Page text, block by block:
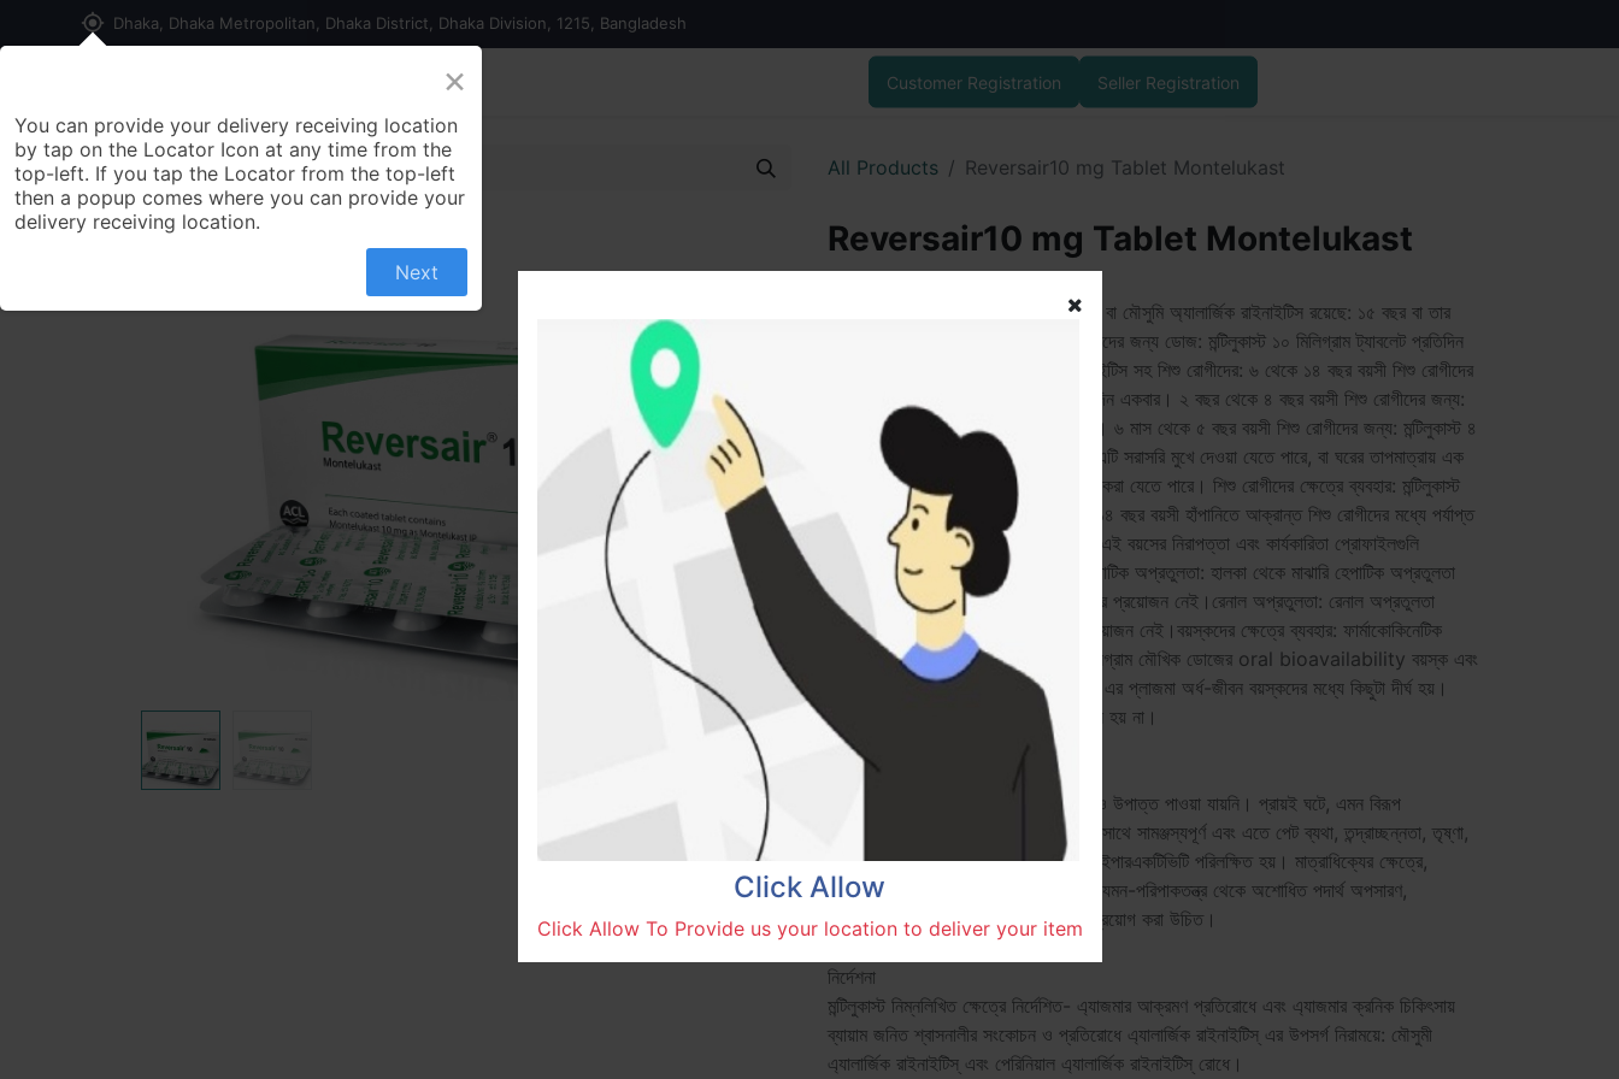
my_location Dhaka, Dhaka Metropolitan, Dhaka District, Dhaka Division, 1215, Bangladesh
Contact us Customer Registration Seller Registration
All Products Reversair10 mg Tablet Montelukast
Reversair10 mg Tablet Montelukast
প্রাপ্তবয়স্ক এবং কিশোর-কিশোরীদের হাঁপানি বা মৌসুমি অ্যালার্জিক রাইনাইটিস রয়েছে: ১৫ বছর বা তার
বেশি বয়সী প্রাপ্তবয়স্ক এবং কিশোর-কিশোরীদের জন্য ডোজ: মন্টিলুকাস্ট ১০ মিলিগ্রাম ট্যাবলেট প্রতিদিন
একবার। হাঁপানি বা মৌসুমি অ্যালার্জিক রাইনাইটিস সহ শিশু রোগীদের: ৬ থেকে ১৪ বছর বয়সী শিশু রোগীদের
জন্য: মন্টিলুকাস্ট ৫ মিলিগ্রাম ট্যাবলেট প্রতিদিন একবার। ২ বছর থেকে ৪ বছর বয়সী শিশু রোগীদের জন্য:
মন্টিলুকাস্ট ৪ মিলিগ্রাম ট্যাবলেট দিনে একবার। ৬ মাস থেকে ৫ বছর বয়সী শিশু রোগীদের জন্য: মন্টিলুকাস্ট ৪
মিলিগ্রাম ওরাল গ্রানুলস প্রতিদিন একবার। এটি সরাসরি মুখে দেওয়া যেতে পারে, বা ঘরের তাপমাত্রায় এক
চামচ ঠান্ডা জল বা নরম খাবারের সাথে মিশ্রিত করা যেতে পারে। শিশু রোগীদের ক্ষেত্রে ব্যবহার: মন্টিলুকাস্ট
এর নিরাপত্তা এবং কার্যকারিতা ৬ মাস থেকে ১৪ বছর বয়সী হাঁপানিতে আক্রান্ত শিশু রোগীদের মধ্যে পর্যাপ্ত
এবং সুনিয়ন্ত্রিত গবেষণায় প্রতিষ্ঠিত হয়েছে। এই বয়সের নিরাপত্তা এবং কার্যকারিতা প্রোফাইলগুলি
প্রাপ্তবয়স্কদের মধ্যে দেখা যায় এমনই।হেপাটিক অপ্রতুলতা: হালকা থেকে মাঝারি হেপাটিক অপ্রতুলতা
সহ রোগীদের ক্ষেত্রে কোনও ডোজ সামঞ্জস্যের প্রয়োজন নেই।রেনাল অপ্রতুলতা: রেনাল অপ্রতুলতা
রোগীদের ক্ষেত্রে কোন ডোজ সামঞ্জস্যের প্রয়োজন নেই।বয়স্কদের ক্ষেত্রে ব্যবহার: ফার্মাকোকিনেটিক
প্রোফাইল এবং মন্টিলুকাস্ট এর একক ১০-মিলিগ্রাম মৌখিক ডোজের oral bioavailability বয়স্ক এবং
অল্প বয়স্কদের মধ্যে একই রকম। মন্টিলুকাস্ট এর প্লাজমা অর্ধ-জীবন বয়স্কদের মধ্যে কিছুটা দীর্ঘ হয়।
বয়স্কদের জন্য কোন ডোজ সমন্বয় প্রয়োজন হয় না।
অধিকাংশ ক্ষেত্রে মাত্রাধিক্যের নির্দিষ্ট তথ্য ও উপাত্ত পাওয়া যায়নি। প্রায়ই ঘটে, এমন বিরূপ
অভিজ্ঞতাগুলি মন্টিলুকাস্টের নিরাপত্তা চিত্রের সাথে সামঞ্জস্যপূর্ণ এবং এতে পেট ব্যথা, তন্দ্রাচ্ছন্নতা, তৃষ্ণা,
মাথা ব্যথা, বমি বমি ভাব এবং সাইকোমোটর হাইপারএকটিভিটি পরিলক্ষিত হয়। মাত্রাধিক্যের ক্ষেত্রে,
প্রয়োজন হলে সাধারণ সহায়ক ব্যবস্থাসমূহ, যেমন-পরিপাকতন্ত্র থেকে অশোধিত পদার্থ অপসারণ,
ক্লিনিক্যাল পর্যবেক্ষণ এবং সহায়ক চিকিৎসা প্রয়োগ করা উচিত।
নির্দেশনা
মন্টিলুকাস্ট নিম্নলিখিত ক্ষেত্রে নির্দেশিত- এ্যাজমার আক্রমণ প্রতিরোধে এবং এ্যাজমার ক্রনিক চিকিৎসায়
ব্যায়াম জনিত শ্বাসনালীর সংকোচন ও প্রতিরোধে এ্যালার্জিক রাইনাইটিস্ এর উপসর্গ নিরাময়ে: মৌসুমী
এ্যালার্জিক রাইনাইটিস্ এবং পেরিনিয়াল এ্যালার্জিক রাইনাইটিস্ রোধে।
Click Allow
Click Allow To Provide us your location to deliver your item
×
You can provide your delivery receiving location
by tap on the Locator Icon at any time from the
top-left. If you tap the Locator from the top-left
then a popup comes where you can provide your
delivery receiving location.
Next